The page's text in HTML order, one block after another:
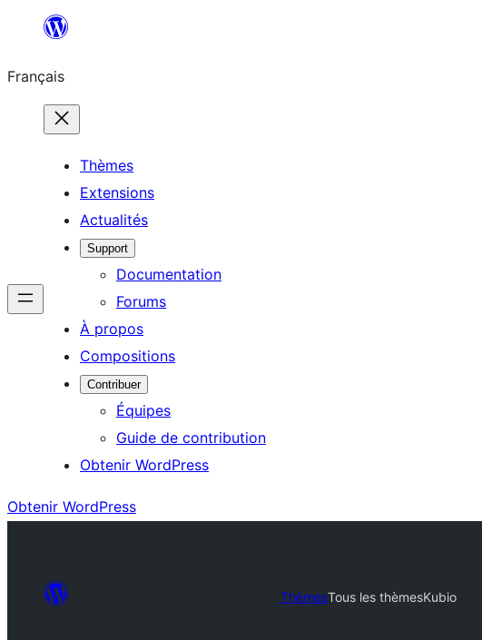
contenu
Français
Thèmes
Extensions
Actualités
Support
Documentation
Forums
À propos
Compositions
Contribuer
Équipes
Guide de contribution
Obtenir WordPress
Obtenir WordPress
ThèmesTous les thèmesKubio